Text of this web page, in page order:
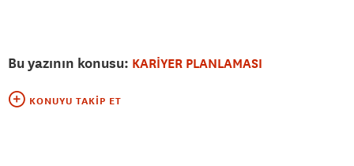
Bu yazının konusu: KARİYER PLANLAMASI
KONUYU TAKIP ET